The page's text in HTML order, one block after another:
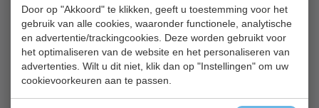
Door op "Akkoord" te klikken, geeft u toestemming voor het
gebruik van alle cookies, waaronder functionele, analytische
en advertentie/trackingcookies. Deze worden gebruikt voor
het optimaliseren van de website en het personaliseren van
advertenties. Wilt u dit niet, klik dan op "Instellingen" om uw
cookievoorkeuren aan te passen.
Koelfrigo | glazen deur | 36 cm smal model | zwart | B36 x
€ 735,00
€ 529,00